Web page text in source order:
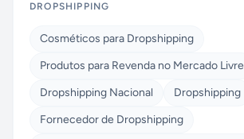
DROPSHIPPING
Cosméticos para Dropshipping
Produtos para Revenda no Mercado Livre
Dropshipping Nacional
Dropshipping
Fornecedor de Dropshipping